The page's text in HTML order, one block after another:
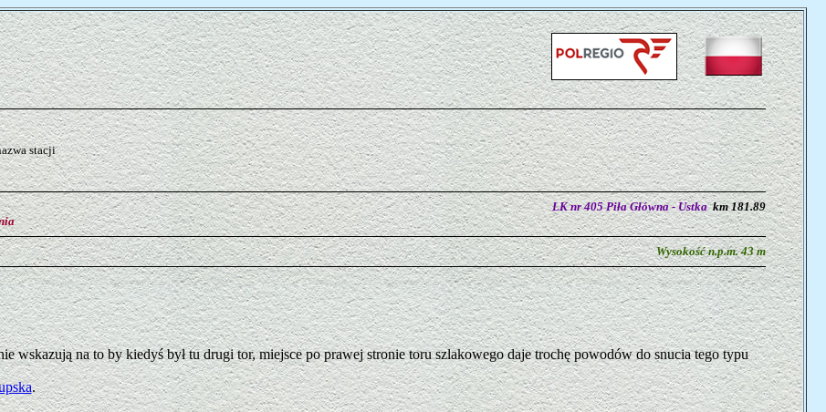
stacji
LK nr 405 Piła Główna - Ustkakm 181.89
Wysokość n.p.m. 43 m
wskazują na to by kiedyś był tu drugi tor, miejsce po prawej stronie toru szlakowego daje trochę powodów do snucia tego typu
.